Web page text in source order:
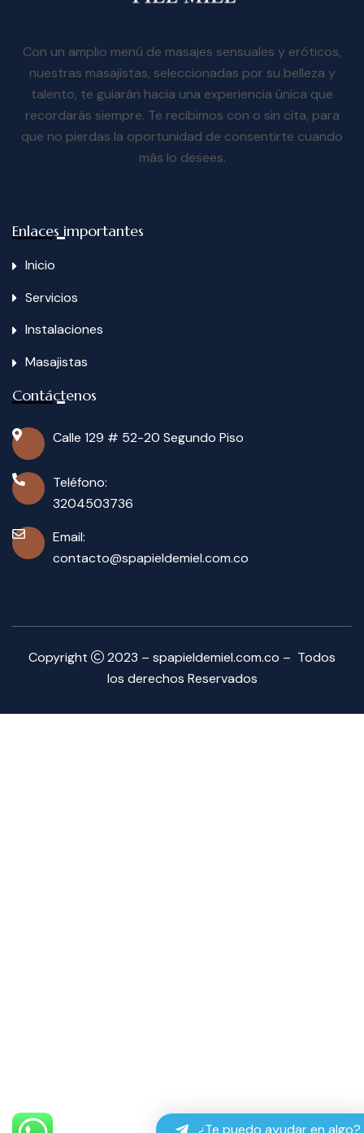
Con un amplio menú de masajes sensuales y eróticos,
nuestras masajistas, seleccionadas por su belleza y
talento, te guiarán hacia una experiencia única que
recordarás siempre. Te recibimos con o sin cita, para
que no pierdas la oportunidad de consentirte cuando
más lo desees.
Enlaces importantes
Inicio
Servicios
Instalaciones
Masajistas
Contáctenos
Calle 129 # 52-20 Segundo Piso
Teléfono:
3204503736
Email:
contacto@spapieldemiel.com.co
Copyright
2023 – spapieldemiel.com.co – Todos
los derechos Reservados
¿Te puedo ayudar en algo?